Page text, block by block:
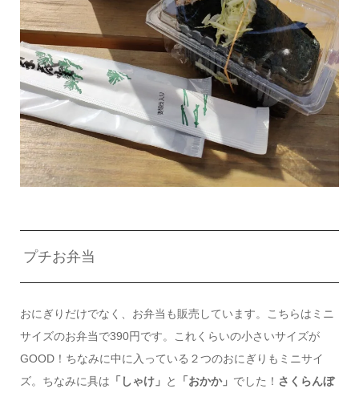
プチお弁当
おにぎりだけでなく、お弁当も販売しています。こちらはミニ
サイズのお弁当で390円です。これくらいの小さいサイズが
GOOD！ちなみに中に入っている２つのおにぎりもミニサイ
ズ。ちなみに具は 「しゃけ」 と 「おかか」 でした！ さくらんぼ